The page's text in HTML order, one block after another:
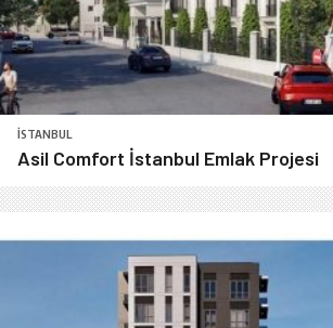
İSTANBUL
Asil Comfort İstanbul Emlak Projesi